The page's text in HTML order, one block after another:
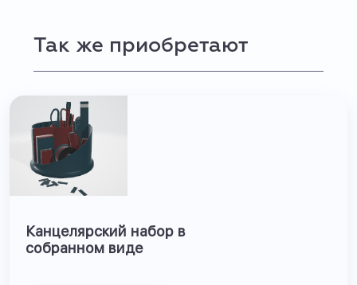
Так же приобретают
Канцелярский набор в
собранном виде